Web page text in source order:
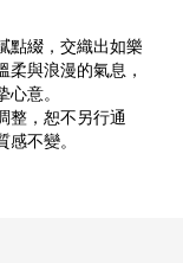
點綴，交織出如樂
與浪漫的氣息，
意。
整，恕不另行通
不變。